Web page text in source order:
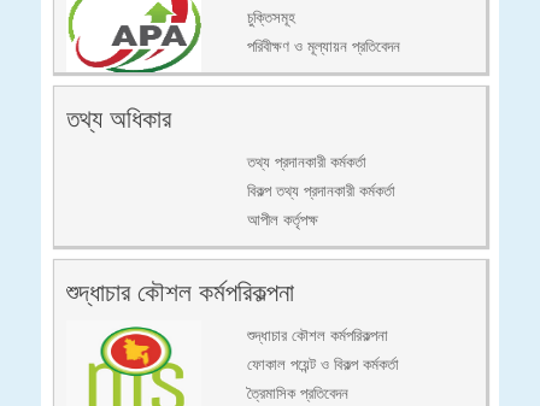
চুক্তিসমূহ
পরিবীক্ষণ ও মূল্যায়ন প্রতিবেদন
তথ্য অধিকার
তথ্য প্রদানকারী কর্মকর্তা
বিকল্প তথ্য প্রদানকারী কর্মকর্তা
আপীল কর্তৃপক্ষ
শুদ্ধাচার কৌশল কর্মপরিকল্পনা
শুদ্ধাচার কৌশল কর্মপরিকল্পনা
ফোকাল পয়েন্ট ও বিকল্প কর্মকর্তা
ত্রৈমাসিক প্রতিবেদন